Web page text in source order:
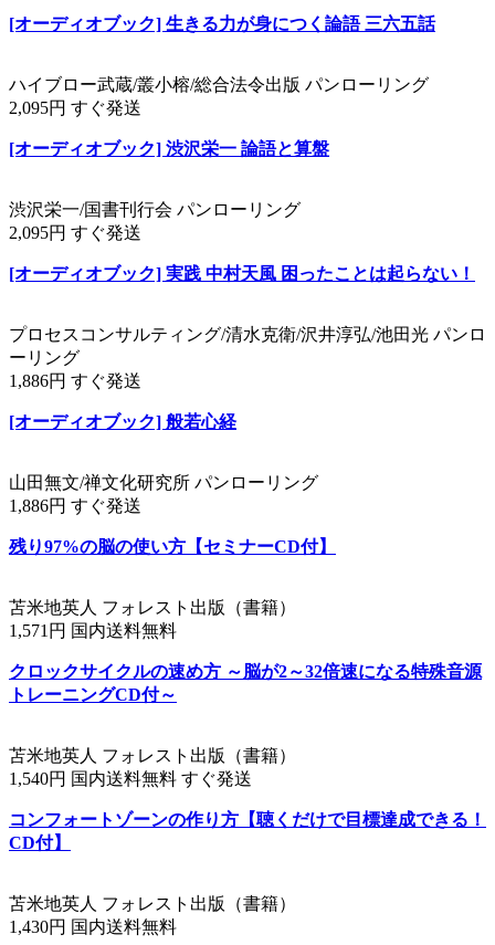
[オーディオブック] 生きる力が身につく論語 三六五話
ハイブロー武蔵/叢小榕/総合法令出版 パンローリング
2,095円 すぐ発送
[オーディオブック] 渋沢栄一 論語と算盤
渋沢栄一/国書刊行会 パンローリング
2,095円 すぐ発送
[オーディオブック] 実践 中村天風 困ったことは起らない！
プロセスコンサルティング/清水克衛/沢井淳弘/池田光 パンロ
ーリング
1,886円 すぐ発送
[オーディオブック] 般若心経
山田無文/禅文化研究所 パンローリング
1,886円 すぐ発送
残り97%の脳の使い方【セミナーCD付】
苫米地英人 フォレスト出版（書籍）
1,571円 国内送料無料
クロックサイクルの速め方 ～脳が2～32倍速になる特殊音源
トレーニングCD付～
苫米地英人 フォレスト出版（書籍）
1,540円 国内送料無料 すぐ発送
コンフォートゾーンの作り方【聴くだけで目標達成できる！
CD付】
苫米地英人 フォレスト出版（書籍）
1,430円 国内送料無料